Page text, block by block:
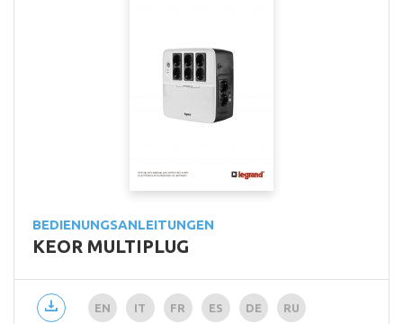
BEDIENUNGSANLEITUNGEN
KEOR MULTIPLUG
EN IT FR ES DE RU